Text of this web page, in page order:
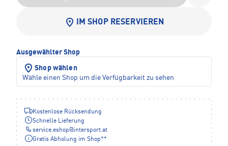
IM SHOP RESERVIEREN
Ausgewählter Shop
Shop wählen
Wähle einen Shop um die Verfügbarkeit zu sehen
Kostenlose Rücksendung
Schnelle Lieferung
service.eshop@intersport.at
Gratis Abholung im Shop**